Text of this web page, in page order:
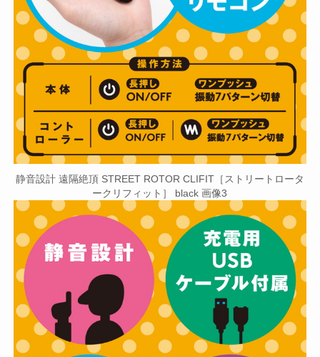
静音設計 遠隔絶頂 STREET ROTOR CLIFIT［ストリートロータ
ークリフィット］ black 画像3